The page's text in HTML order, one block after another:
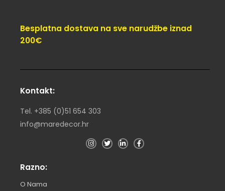
Besplatna dostava na sve narudžbe iznad
200€
Kontakt:
Tel. +385 (0)51 654 303
info@maredecor.hr
Razno:
O Nama